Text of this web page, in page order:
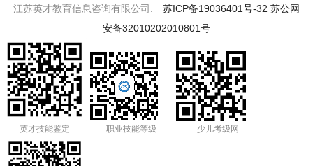
江苏英才教育信息咨询有限公司. 苏ICP备19036401号-32 苏公网
安备32010202010801号
英才技能鉴定 职业技能等级 少儿考级网